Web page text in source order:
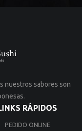
nuestros sabores son
RÁPIDOS
PEDIDO ONLINE